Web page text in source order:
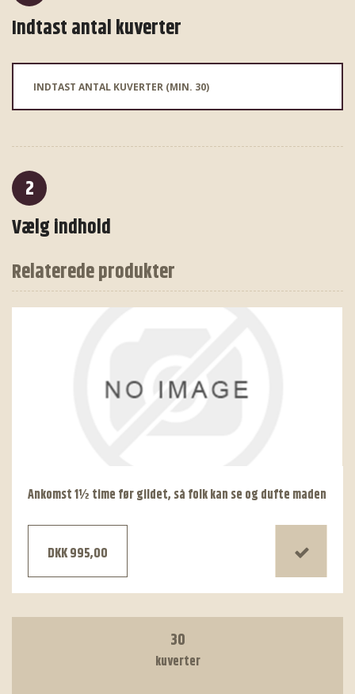
Indtast antal kuverter
2
Vælg indhold
Relaterede produkter
Ankomst 1½ time før gildet, så folk kan se og dufte maden
DKK 995,00
30
kuverter